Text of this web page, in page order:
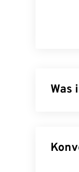
Was
Ton.